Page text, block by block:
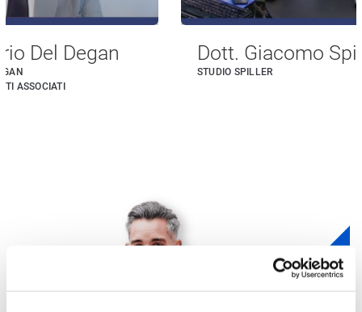
Del Degan
ASSOCIATI
Dott. Giacomo
STUDIO SPILLER